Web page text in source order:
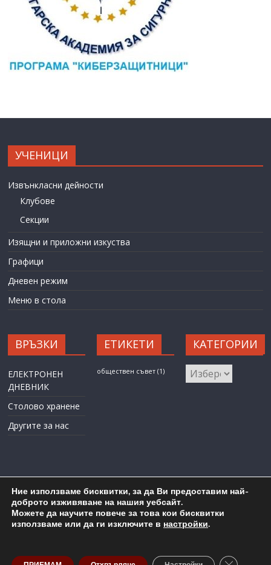
УЧЕНИЦИ
Извънкласни дейности
Клубове
Секции
Изящни и приложни изкуства
Графици
Дневен режим
Меню в стола
ВРЪЗКИ
ЕЛЕКТРОНЕН
ДНЕВНИК
Столово хранене
Другите за нас
ЕТИКЕТИ
обществен съвет (1)
КАТЕГОРИИ
КАТЕГОРИИ
Карта на сайта Административен достъп
Copyright © 2026 ОУ "Любен Каравелов" гр. Бургас
Ние използваме бисквитки, за да Ви предоставим най-
доброто изживяване на нашия уебсайт.
Можете да научите повече за това кои бисквитки
използваме или да ги изключите в настройки.
Close